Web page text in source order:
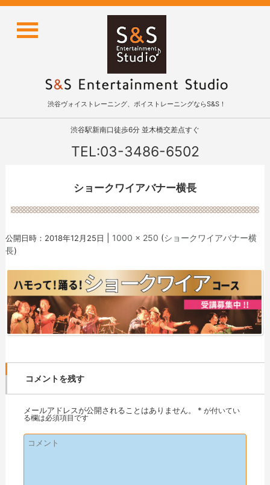
渋谷ヴォイストレーニング、ボイストレーニングならS&S！
渋谷駅新南口徒歩6分 並木橋交差点すぐ
TEL:03-3486-6502
ショークワイアバナー横長
公開日時： 2018年12月25日 1000 × 250 (ショークワイアバナー横
長)
コメントを残す
メールアドレスが公開されることはありません。 * が付いてい
る欄は必須項目です